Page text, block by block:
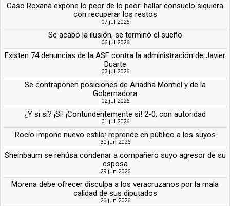
Caso Roxana expone lo peor de lo peor: hallar consuelo siquiera
con recuperar los restos
07 jul 2026
Se acabó la ilusión, se terminó el sueño
06 jul 2026
Existen 74 denuncias de la ASF contra la administración de Javier
Duarte
03 jul 2026
Se contraponen posiciones de Ariadna Montiel y de la
Gobernadora
02 jul 2026
¿Y si sí? ¡Sí! ¡Contundentemente sí! 2-0, con autoridad
01 jul 2026
Rocío impone nuevo estilo: reprende en público a los suyos
30 jun 2026
Sheinbaum se rehúsa condenar a compañero suyo agresor de su
esposa
29 jun 2026
Morena debe ofrecer disculpa a los veracruzanos por la mala
calidad de sus diputados
26 jun 2026